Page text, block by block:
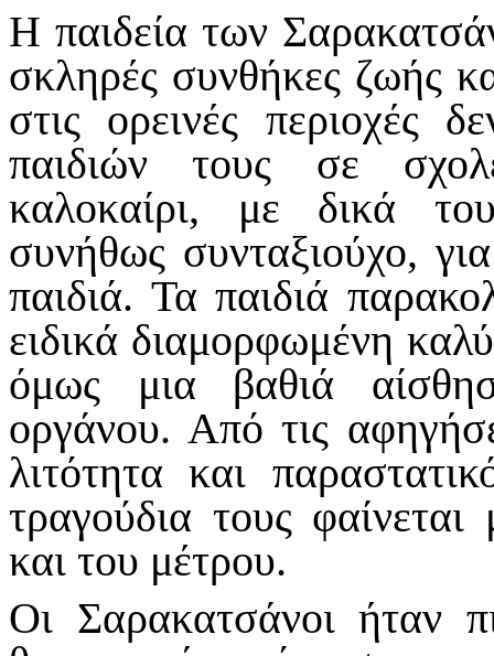
Η παιδεία των
σκληρές συνθήκες ζωής
στις ορεινές περιοχές
παιδιών τους σε
καλοκαίρι, με δικά
συνήθως συνταξιούχο,
παιδιά. Τα παιδιά
ειδικά διαμορφωμένη
όμως μια βαθιά
οργάνου. Από τις
λιτότητα και
τραγούδια τους
και του μέτρου.
Οι Σαρακατσάνοι ήταν